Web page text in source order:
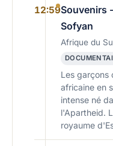
12:59Souvenirs
Sofyan
Afrique du
Les garçons
africaine en
intense né
l'Apartheid.
royaume